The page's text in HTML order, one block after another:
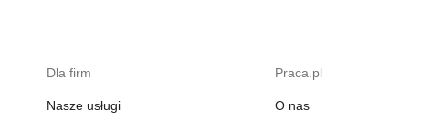
Dla firm
Nasze usługi
Praca.pl
O nas